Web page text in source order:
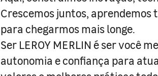
Crescemos juntos, aprendemos
para chegarmos mais longe.
Ser LEROY MERLIN é ser você
autonomia e confiança para